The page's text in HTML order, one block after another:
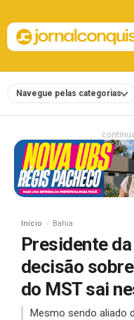
Navegue pelas categorias
Início Bahia
Presidente
decisão
do MST sai
Mesmo sendo aliado